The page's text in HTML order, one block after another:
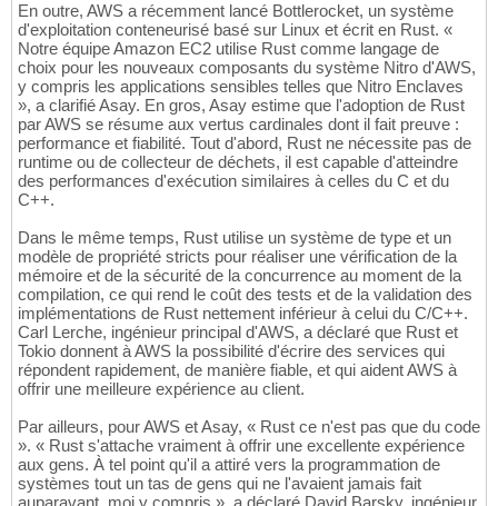
En outre, AWS a récemment lancé Bottlerocket, un système
d'exploitation conteneurisé basé sur Linux et écrit en Rust. «
Notre équipe Amazon EC2 utilise Rust comme langage de
choix pour les nouveaux composants du système Nitro d'AWS,
y compris les applications sensibles telles que Nitro Enclaves
», a clarifié Asay. En gros, Asay estime que l'adoption de Rust
par AWS se résume aux vertus cardinales dont il fait preuve :
performance et fiabilité. Tout d'abord, Rust ne nécessite pas de
runtime ou de collecteur de déchets, il est capable d'atteindre
des performances d'exécution similaires à celles du C et du
C++.
Dans le même temps, Rust utilise un système de type et un
modèle de propriété stricts pour réaliser une vérification de la
mémoire et de la sécurité de la concurrence au moment de la
compilation, ce qui rend le coût des tests et de la validation des
implémentations de Rust nettement inférieur à celui du C/C++.
Carl Lerche, ingénieur principal d'AWS, a déclaré que Rust et
Tokio donnent à AWS la possibilité d'écrire des services qui
répondent rapidement, de manière fiable, et qui aident AWS à
offrir une meilleure expérience au client.
Par ailleurs, pour AWS et Asay, « Rust ce n'est pas que du code
». « Rust s'attache vraiment à offrir une excellente expérience
aux gens. À tel point qu'il a attiré vers la programmation de
systèmes tout un tas de gens qui ne l'avaient jamais fait